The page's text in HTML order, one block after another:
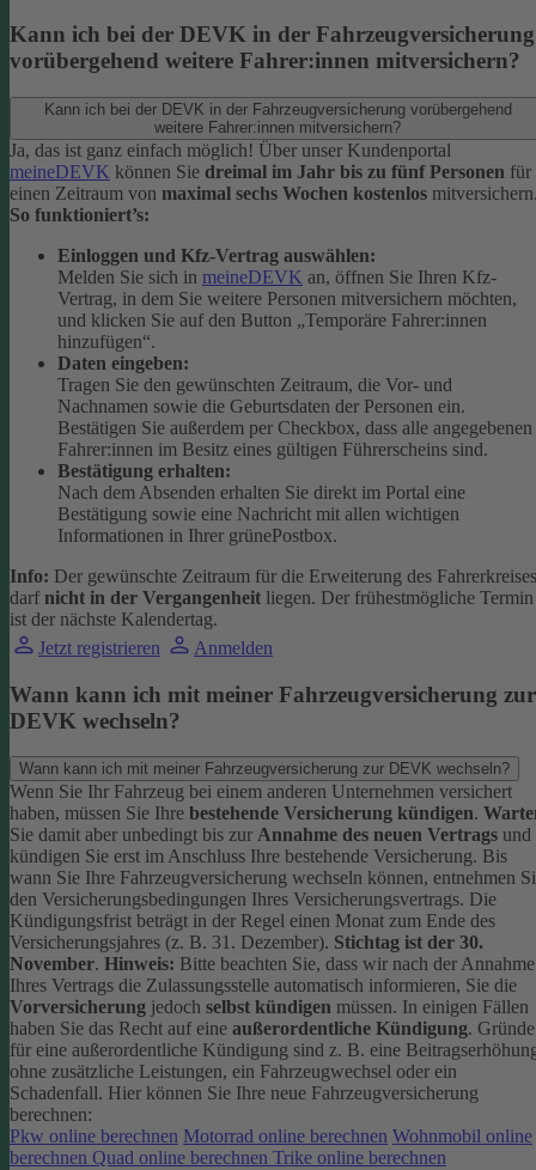
Kann ich bei der DEVK in der Fahrzeugversicherung
vorübergehend weitere Fahrer:innen mitversichern?
Kann ich bei der DEVK in der Fahrzeugversicherung vorübergehend
weitere Fahrer:innen mitversichern?
Ja, das ist ganz einfach möglich! Über unser Kundenportal
meineDEVK können Sie dreimal im Jahr bis zu fünf Personen für
einen Zeitraum von maximal sechs Wochen kostenlos
So funktioniert’s:
Einloggen und Kfz-Vertrag auswählen:
Melden Sie sich in meineDEVK an, öffnen Sie Ihren Kfz-
Vertrag, in dem Sie weitere Personen mitversichern möchten,
und klicken Sie auf den Button „Temporäre Fahrer:innen
hinzufügen“.
Daten eingeben:
Tragen Sie den gewünschten Zeitraum, die Vor- und
Nachnamen sowie die Geburtsdaten der Personen ein.
Bestätigen Sie außerdem per Checkbox, dass alle angegebenen
Fahrer:innen im Besitz eines gültigen Führerscheins sind.
Bestätigung erhalten:
Nach dem Absenden erhalten Sie direkt im Portal eine
Bestätigung sowie eine Nachricht mit allen wichtigen
Informationen in Ihrer grünePostbox.
Info: Der gewünschte Zeitraum für die Erweiterung des Fahrerkreises
darf nicht in der Vergangenheit liegen. Der frühestmögliche Termin
ist der nächste Kalendertag.
Jetzt registrieren
Anmelden
Wann kann ich mit meiner Fahrzeugversicherung zur
DEVK wechseln?
Wann kann ich mit meiner Fahrzeugversicherung zur DEVK wechseln?
Wenn Sie Ihr Fahrzeug bei einem anderen Unternehmen versichert
haben, müssen Sie Ihre bestehende Versicherung kündigen.
Sie damit aber unbedingt bis zur Annahme des neuen Vertrags und
kündigen Sie erst im Anschluss Ihre bestehende Versicherung. Bis
wann Sie Ihre Fahrzeugversicherung wechseln können, entnehmen
den Versicherungsbedingungen Ihres Versicherungsvertrags. Die
Kündigungsfrist beträgt in der Regel einen Monat zum Ende des
Versicherungsjahres (z. B. 31. Dezember). Stichtag ist der 30.
November. Hinweis: Bitte beachten Sie, dass wir nach der Annahme
Ihres Vertrags die Zulassungsstelle automatisch informieren, Sie die
Vorversicherung jedoch selbst kündigen müssen. In einigen Fällen
haben Sie das Recht auf eine außerordentliche Kündigung. Gründe
für eine außerordentliche Kündigung sind z. B. eine
ohne zusätzliche Leistungen, ein Fahrzeugwechsel oder ein
Schadenfall. Hier können Sie Ihre neue Fahrzeugversicherung
berechnen:
Pkw online berechnen Motorrad online berechnen Wohnmobil online
berechnen Quad online berechnen Trike online berechnen